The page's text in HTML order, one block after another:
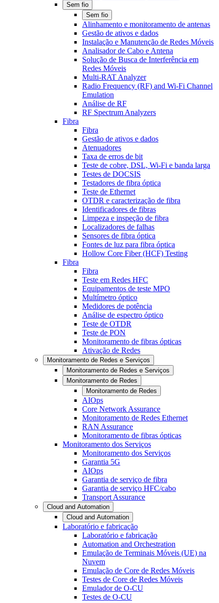
Sem fio
Sem fio
Alinhamento e monitoramento de antenas
Gestão de ativos e dados
Instalação e Manutenção de Redes Móveis
Analisador de Cabo e Antena
Solução de Busca de Interferência em
Redes Móveis
Multi-RAT Analyzer
Radio Frequency (RF) and Wi-Fi Channel
Emulation
Análise de RF
RF Spectrum Analyzers
Fibra
Fibra
Gestão de ativos e dados
Atenuadores
Taxa de erros de bit
Teste de cobre, DSL, Wi-Fi e banda larga
Testes de DOCSIS
Testadores de fibra óptica
Teste de Ethernet
OTDR e caracterização de fibra
Identificadores de fibras
Limpeza e inspeção de fibra
Localizadores de falhas
Sensores de fibra óptica
Fontes de luz para fibra óptica
Hollow Core Fiber (HCF) Testing
Fibra
Fibra
Teste em Redes HFC
Equipamentos de teste MPO
Multímetro óptico
Medidores de potência
Análise de espectro óptico
Teste de OTDR
Teste de PON
Monitoramento de fibras ópticas
Ativação de Redes
Monitoramento de Redes e Serviços
Monitoramento de Redes e Serviços
Monitoramento de Redes
Monitoramento de Redes
AIOps
Core Network Assurance
Monitoramento de Redes Ethernet
RAN Assurance
Monitoramento de fibras ópticas
Monitoramento dos Serviços
Monitoramento dos Serviços
Garantia 5G
AIOps
Garantia de serviço de fibra
Garantia de serviço HFC/cabo
Transport Assurance
Cloud and Automation
Cloud and Automation
Laboratório e fabricação
Laboratório e fabricação
Automation and Orchestration
Emulação de Terminais Móveis (UE) na
Nuvem
Emulação de Core de Redes Móveis
Testes de Core de Redes Móveis
Emulador de O-CU
Testes de O-CU